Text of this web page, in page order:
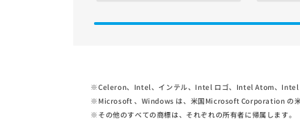
※Celeron、Intel、インテル、Intel ロゴ、Intel Atom、Intel
※ Microsoft 、Windows は、米国Microsoft Corporation の米
※ その他のすべての商標は、それぞれの所有者に帰属します。